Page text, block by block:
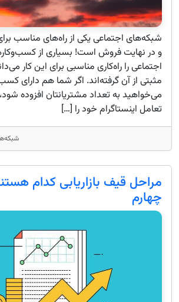
شبکه‌های اجتماعی یکی از راه‌های مناسب
و در نهایت فروش است! بسیاری از
اجتماعی را راه‌کاری مناسبی برای این کار
مثبتی از آن گرفته‌اند. اگر شما هم دارای
می‌خواهید به تعداد مشتریانتان افزوده شود،
تعامل اینستاگرام خود را […]
مراحل قیف بازاریابی کدام
چهارم